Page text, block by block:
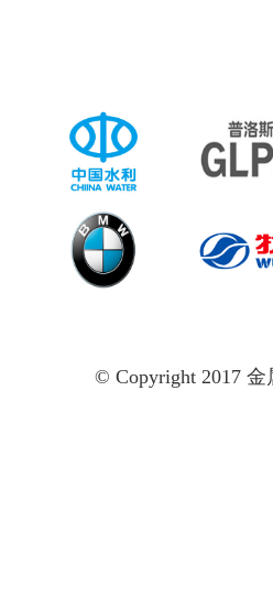
© Copyright 2017